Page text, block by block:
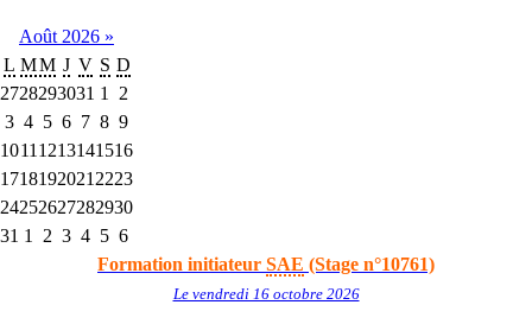
Août 2026 »
L MM J V S D
2728293031 1
2
3 4 5 6 7 8 9
1011 1213141516
1718192021 2223
24252627282930
31 1 2 3 4 5 6
Formation initiateur SAE (Stage n°10761)
Le vendredi 16 octobre 2026